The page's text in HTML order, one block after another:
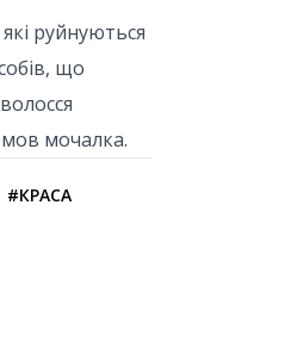
які руйнуються
що
мочалка.
#КРАСА